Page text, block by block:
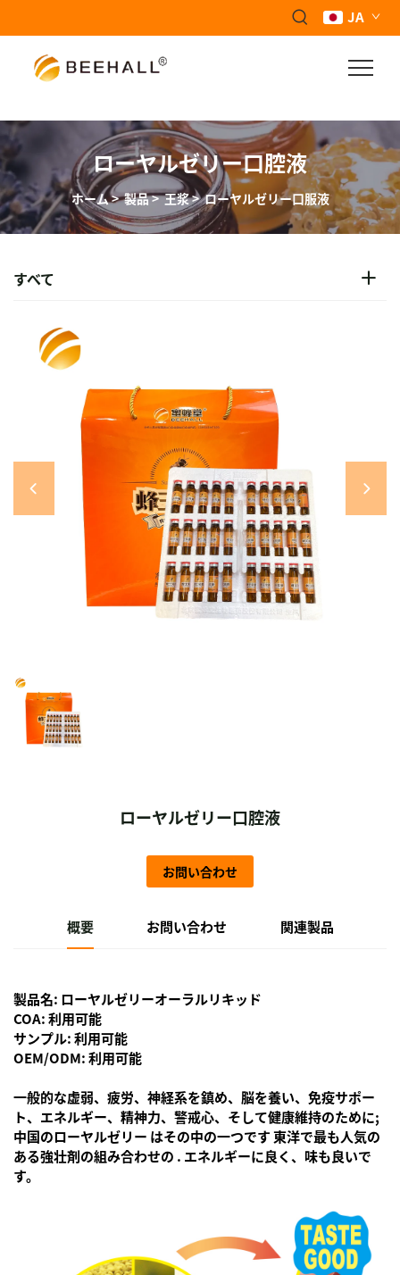
JA
ローヤルゼリー口腔液
ホーム>製品>王浆>ローヤルゼリー口服液
すべて
ローヤルゼリー口腔液
お問い合わせ
概要 お問い合わせ 関連製品
製品名: ローヤルゼリーオーラルリキッド
COA: 利用可能
サンプル: 利用可能
OEM/ODM: 利用可能
一般的な虚弱、疲労、神経系を鎮め、脳を養い、免疫サポー
ト、エネルギー、精神力、警戒心、そして健康維持のために;
中国のローヤルゼリー はその中の一つです東洋で最も人気の
ある強壮剤の組み合わせの . エネルギーに良く、味も良いで
す。